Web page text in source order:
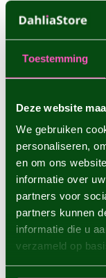
Toestemming
Deze website
We gebruiken
personaliseren,
en om ons
informatie over
partners voor
partners kunnen
informatie die u
verzameld op
ERGÄNZENDE
Dahlie
Dahlie
Dahlie